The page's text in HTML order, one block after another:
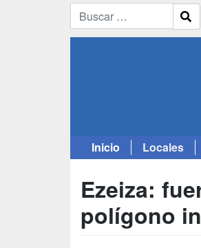
Inicio Locales
Ezeiza:
polígono